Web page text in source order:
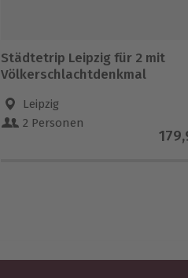
Städtetrip Leipzig für 2 mit
Völkerschlachtdenkmal
Leipzig
2 Personen